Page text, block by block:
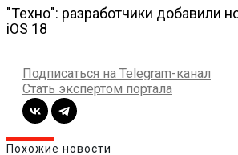
"Техно": разработчики добавили
iOS 18
Подписаться на Telegram-канал
Стать экспертом портала
Похожие новости